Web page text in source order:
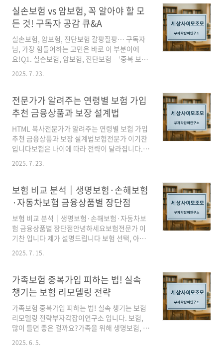
실손보험 vs 암보험, 꼭 알아야 할 모
든 것! 구독자 공감 큐&A
실손보험, 암보험, 진단보험 갈팡질팡… 구독자
님, 가장 힘들어하는 고민은 바로 이 부분이에
요!Q1. 실손보험, 암보험, 진단보험 – ‘중복 보
장’이 가능할까요?“암 진단을 받았는데, 실손보
험과 암보험이 중복으로 돈을 주나요?” 지금 바
제 치료비(본인부담금, 비급여 등)만큼 보전해 주
고, 암보험은 진단·수술·치료 일정 금액을 정액
으로 내어줍니다. 진단보험도 중대질환 진단 시
일시불로 진단금을 지급합니다. 즉, 각 보험의 역
할이 다르기 때문에 중복 급여가 가능하며, 부당
이득이 아닙니다예시: A씨가 암 진단 및 입원해
서 1,000만 원 치료비가 나왔다면, 실손보험으로
1,000만 원 득, 암보험(진단금: 5,000만 원)으로
2025. 7. 23.
전문가가 알려주는 연령별 보험 가입
추천 금융상품과 보장 설계법
HTML 복사전문가가 알려주는 연령별 보험 가입
추천 금융상품과 보장 설계법보험전문가 이기찬
입니다보험은 나이에 따라 전략이 달라집니다.금
융전문가, 보험컨설팅 전문가, 세무사, 대학교수
의 노하우를 바탕으로연령·라이프스타일별 최적
다.목차연령별 보험, 왜 준비해야 할까?연령별 추
천 금융·보험상품연령별 보장 설계 가이드가입
가능 연령 제한과 주의사항연령별 보험 사례 및
경험담 자주 하는 질문(Q&A) 결론 & 마무리1. 연
령별 보험, 왜 준비해야 할까?보험은 미래의 위험
에 미리 대비하는 현명함입니다.“각 연령대별로
필요한 보장이 다르다”는 점을 꼭 기억하세요. 청
년기엔 실손의료보험과 상해보험, 30~40대는 가
선순위가 달..
2025. 7. 23.
보험 비교 분석｜생명보험·손해보험
·자동차보험 금융상품별 장단점
보험 비교 분석｜생명보험·손해보험·자동차보
험 금융상품별 장단점안녕하세요보험전문가 이
기찬 입니다 제가 설명드립니다 보험 선택, 아직
도 어렵다면?보험은 단순히 ‘보장’만을 위한 상품
이 아닙니다. 인생 전반의 리스크 관리 전략입니
가지 보험의핵심 구조, 장단점, 선택 포인트를 정
확히 비교해 드리겠습니다. 📊 보험이란 무엇인
가요?보험은 불확실한 사고나 질병, 손해에 대비
해 재정적 손실을 보장해주는 금융상품입니다.그
중에서도 생명보험, 손해보험, 자동차보험은 가
장 많이 가입하는 보험 종류이며, 각각 목적과 혜
택이 다릅니다.1️⃣ 생명보험: 가족을 위한 ‘생존 &
사망 리스크’ 보장🔹 정의: 피보험자의 생존 또는
2025. 7. 15.
가족보험 중복가입 피하는 법! 실속
챙기는 보험 리모델링 전략
가족보험 중복가입 피하는 법! 실속 챙기는 보험
리모델링 전략부자각잡이연구소 입니다. 보험,
많이 들면 좋은 걸까요?가족을 위해 생명보험, 암
보험, 실손보험까지 중복으로 가입하셨나요?그
렇다면 보험료 낭비와 보장 중복 제한에 주의하
2025. 6. 5.